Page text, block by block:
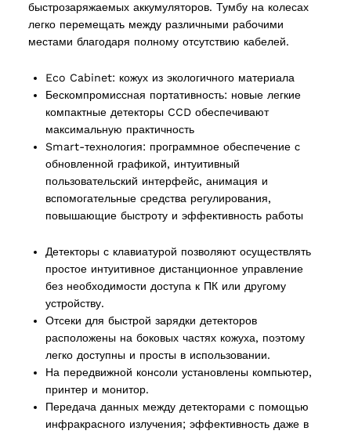
быстрозаряжаемых аккумуляторов. Тумбу на колесах
легко перемещать между различными рабочими
местами благодаря полному отсутствию кабелей.
Eco Cabinet: кожух из экологичного материала
Бескомпромиссная портативность: новые легкие
компактные детекторы CCD обеспечивают
максимальную практичность
Smart-технология: программное обеспечение с
обновленной графикой, интуитивный
пользовательский интерфейс, анимация и
вспомогательные средства регулирования,
повышающие быстроту и эффективность работы
Детекторы с клавиатурой позволяют осуществлять
простое интуитивное дистанционное управление
без необходимости доступа к ПК или другому
устройству.
Отсеки для быстрой зарядки детекторов
расположены на боковых частях кожуха, поэтому
легко доступны и просты в использовании.
На передвижной консоли установлены компьютер,
принтер и монитор.
Передача данных между детекторами с помощью
инфракрасного излучения; эффективность даже в